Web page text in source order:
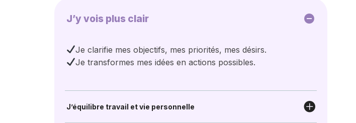
J’y vois plus clair
Je clarifie mes objectifs, mes priorités, mes désirs.
Je transformes mes idées en actions possibles.
J’équilibre travail et vie personnelle